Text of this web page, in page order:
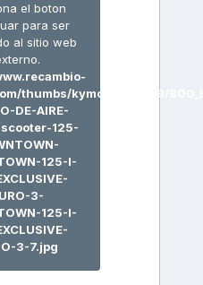
el boton
para ser
al sitio web
thumbs/kymco_img/178/
DE-AIRE-
125-
125-I-
3-
125-I-
3-7.jpg